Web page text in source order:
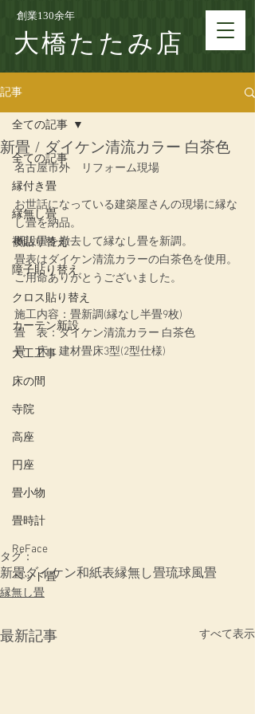
創業130余年
大橋たたみ店
記事
全ての記事
縁付き畳
縁無し畳
襖貼り替え
障子貼り替え
クロス貼り替え
カーテン新設
大工工事
床の間
寺院
高座
円座
畳小物
畳時計
ReFace
ベッド畳
全ての記事
新畳 / ダイケン清流カラー 白茶色
名古屋市外　リフォーム現場
お世話になっている建築屋さんの現場に縁な
し畳を納品。
既設畳を撤去して縁なし畳を新調。
畳表はダイケン清流カラーの白茶色を使用。
ご用命ありがとうございました。
施工内容： 畳新調(縁なし半畳9枚)
畳　表：ダイケン清流カラー 白茶色
畳　床：建材畳床3型(2型仕様)
タグ：
新畳ダイケン和紙表縁無し畳琉球風畳
縁無し畳
最新記事 すべて表示